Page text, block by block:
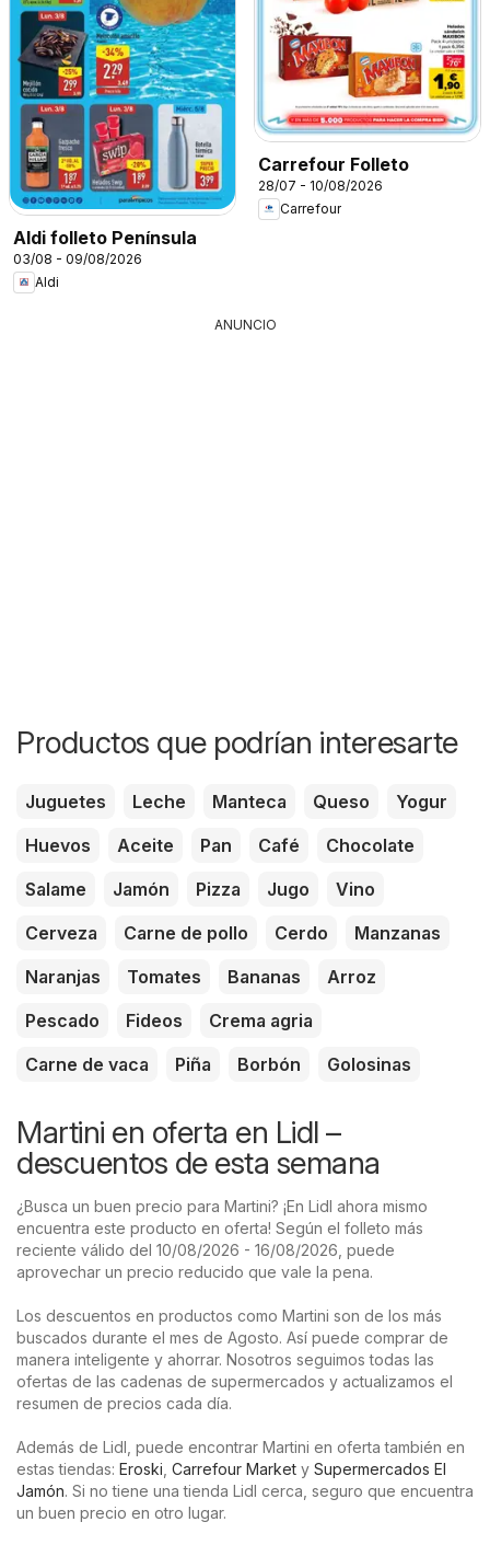
Aldi folleto Península
03/08 - 09/08/2026
Aldi
Carrefour Folleto
28/07 - 10/08/2026
Carrefour
ANUNCIO
Productos que podrían interesarte
Juguetes Leche Manteca Queso
Yogur
Huevos
Aceite Pan Café
Chocolate
Salame
Jamón Pizza Jugo
Vino
Cerveza
Carne de pollo Cerdo
Manzanas
Naranjas
Tomates Bananas
Arroz
Pescado
Fideos
Crema agria
Carne de vaca
Piña Borbón Golosinas
Martini en oferta en Lidl –
descuentos de esta semana
¿Busca un buen precio para Martini? ¡En Lidl ahora mismo
encuentra este producto en oferta! Según el folleto más
reciente válido del 10/08/2026 - 16/08/2026, puede
aprovechar un precio reducido que vale la pena.
Los descuentos en productos como Martini son de los más
buscados durante el mes de Agosto. Así puede comprar de
manera inteligente y ahorrar. Nosotros seguimos todas las
ofertas de las cadenas de supermercados y actualizamos el
resumen de precios cada día.
Además de Lidl, puede encontrar Martini en oferta también en
estas tiendas: Eroski Carrefour Market y Supermercados El
Jamón. Si no tiene una tienda Lidl cerca, seguro que encuentra
un buen precio en otro lugar.